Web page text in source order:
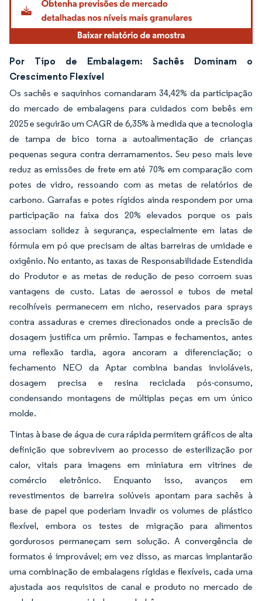
Por Tipo de Embalagem: Sachês Dominam o
Crescimento Flexível
Os sachês e saquinhos comandaram 34,42% da participação
do mercado de embalagens para cuidados com bebês em
2025 e seguirão um CAGR de 6,35% à medida que a tecnologia
de tampa de bico torna a autoalimentação de crianças
pequenas segura contra derramamentos. Seu peso mais leve
reduz as emissões de frete em até 70% em comparação com
potes de vidro, ressoando com as metas de relatórios de
carbono. Garrafas e potes rígidos ainda respondem por uma
participação na faixa dos 20% elevados porque os pais
associam solidez à segurança, especialmente em latas de
fórmula em pó que precisam de altas barreiras de umidade e
oxigênio. No entanto, as taxas de Responsabilidade Estendida
do Produtor e as metas de redução de peso corroem suas
vantagens de custo. Latas de aerossol e tubos de metal
recolhíveis permanecem em nicho, reservados para sprays
contra assaduras e cremes direcionados onde a precisão de
dosagem justifica um prêmio. Tampas e fechamentos, antes
uma reflexão tardia, agora ancoram a diferenciação; o
fechamento NEO da Aptar combina bandas invioláveis,
dosagem precisa e resina reciclada pós-consumo,
condensando montagens de múltiplas peças em um único
molde.
Tintas à base de água de cura rápida permitem gráficos de alta
definição que sobrevivem ao processo de esterilização por
calor, vitais para imagens em miniatura em vitrines de
comércio eletrônico. Enquanto isso, avanços em
revestimentos de barreira solúveis apontam para sachês à
base de papel que poderiam invadir os volumes de plástico
flexível, embora os testes de migração para alimentos
gordurosos permaneçam sem solução. A convergência de
formatos é improvável; em vez disso, as marcas implantarão
uma combinação de embalagens rígidas e flexíveis, cada uma
ajustada aos requisitos de canal e produto no mercado de